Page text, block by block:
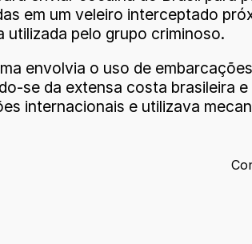
em um veleiro interceptado
pelo grupo criminoso.
envolvia o uso de
se da extensa costa brasileira
internacionais e utilizava